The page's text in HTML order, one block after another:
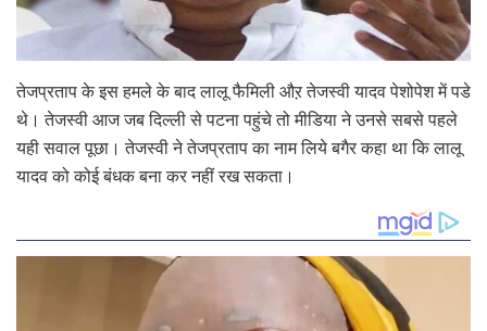
तेजप्रताप के इस हमले के बाद लालू फैमिली औऱ तेजस्वी यादव पेशोपेश में पडे
थे। तेजस्वी आज जब दिल्ली से पटना पहुंचे तो मीडिया ने उनसे सबसे पहले
यही सवाल पूछा। तेजस्वी ने तेजप्रताप का नाम लिये बगैर कहा था कि लालू
यादव को कोई बंधक बना कर नहीं रख सकता।